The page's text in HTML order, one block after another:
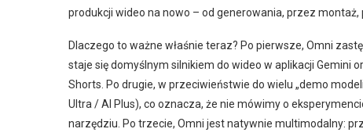
produkcji wideo na nowo – od generowania, przez montaż,
Dlaczego to ważne właśnie teraz? Po pierwsze, Omni
staje się domyślnym silnikiem do wideo w aplikacji Gemini
Shorts. Po drugie, w przeciwieństwie do wielu „demo
Ultra / AI Plus), co oznacza, że nie mówimy o
narzędziu. Po trzecie, Omni jest natywnie multimodalny: